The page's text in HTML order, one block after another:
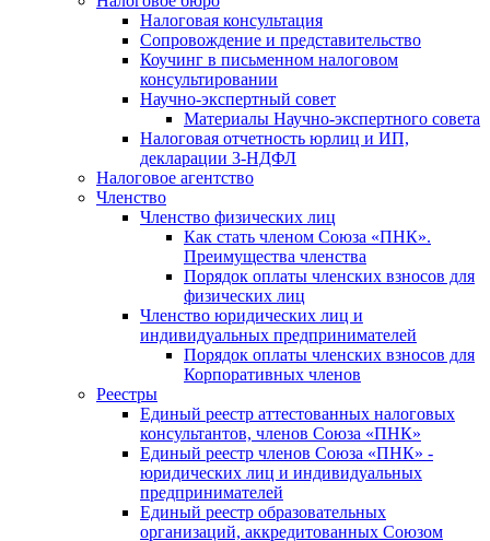
Налоговая консультация
Cопровождение и представительство
Коучинг в письменном налоговом
консультировании
Научно-экспертный совет
Материалы Научно-экспертного совета
Налоговая отчетность юрлиц и ИП,
декларации 3-НДФЛ
Налоговое агентство
Членство
Членство физических лиц
Как стать членом Союза «ПНК».
Преимущества членства
Порядок оплаты членских взносов для
физических лиц
Членство юридических лиц и
индивидуальных предпринимателей
Порядок оплаты членских взносов для
Корпоративных членов
Реестры
Единый реестр аттестованных налоговых
консультантов, членов Союза «ПНК»
Единый реестр членов Союза «ПНК» -
юридических лиц и индивидуальных
предпринимателей
Единый реестр образовательных
организаций, аккредитованных Союзом